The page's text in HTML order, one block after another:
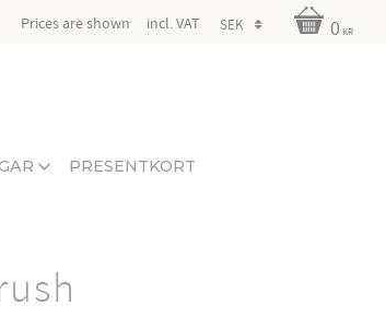
Prices are shown incl. VAT 0 KR
PRESENTKORT